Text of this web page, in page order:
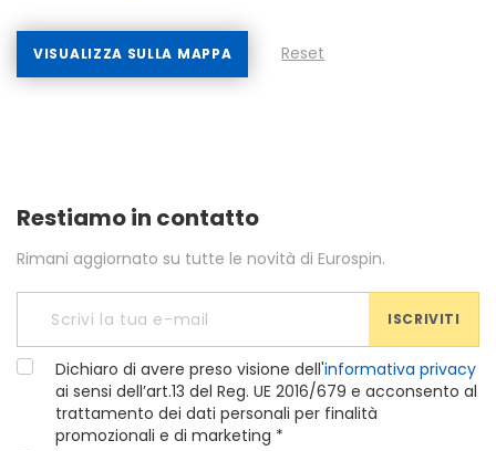
VISUALIZZA SULLA MAPPA Reset
Restiamo in contatto
Rimani aggiornato su tutte le novità di Eurospin.
ISCRIVITI
Dichiaro di avere preso visione dell'informativa privacy
ai sensi dell’art.13 del Reg. UE 2016/679 e acconsento al
trattamento dei dati personali per finalità
promozionali e di marketing *